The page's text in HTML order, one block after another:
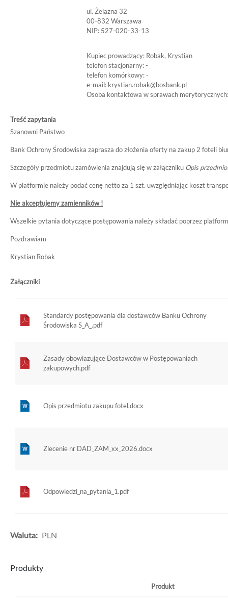
ul. Żelazna 32
00-832 Warszawa
NIP: 527-020-33-13
Kupiec prowadzący: Robak, Krystian
telefon stacjonarny: -
telefon komórkowy: -
e-mail: krystian.robak@bosbank.pl
Osoba kontaktowa w sprawach
Treść zapytania
Szanowni Państwo
Bank Ochrony Środowiska zaprasza do złożenia oferty na zakup 2 foteli
Szczegóły przedmiotu zamówienia znajdują się w załączniku Opis
W platformie należy podać cenę netto za 1 szt. uwzględniając koszt
Nie akceptujemy zamienników !
Wszelkie pytania dotyczące postępowania należy składać poprzez
Pozdrawiam
Krystian Robak
Załączniki
Standardy postępowania dla dostawców Banku Ochrony
Środowiska S_A_.pdf
Zasady obowiazujące Dostawców w Postępowaniach
zakupowych.pdf
Opis przedmiotu zakupu fotel.docx
Zlecenie nr DAD_ZAM_xx_2026.docx
Odpowiedzi_na_pytania_1.pdf
Waluta: PLN
Produkty
Produkt